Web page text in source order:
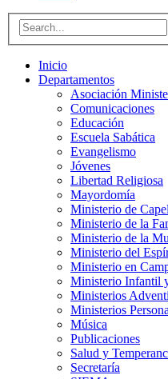
Inicio
Departamentos
Asociación
Comunicaciones
Educación
Escuela Sabática
Evangelismo
Jóvenes
Libertad Religiosa
Mayordomía
Ministerio de
Ministerio de la
Ministerio de la
Ministerio del
Ministerio en
Ministerio Infantil
Ministerios
Ministerios
Música
Publicaciones
Salud y
Secretaría